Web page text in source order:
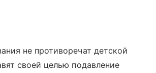
не противоречат детской
своей целью подавление